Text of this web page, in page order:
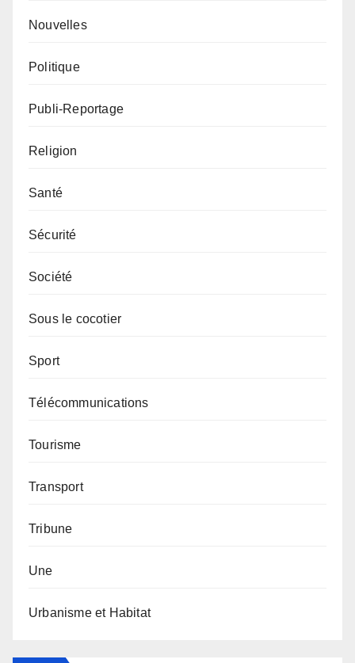
Nouvelles
Politique
Publi-Reportage
Religion
Santé
Sécurité
Société
Sous le cocotier
Sport
Télécommunications
Tourisme
Transport
Tribune
Une
Urbanisme et Habitat